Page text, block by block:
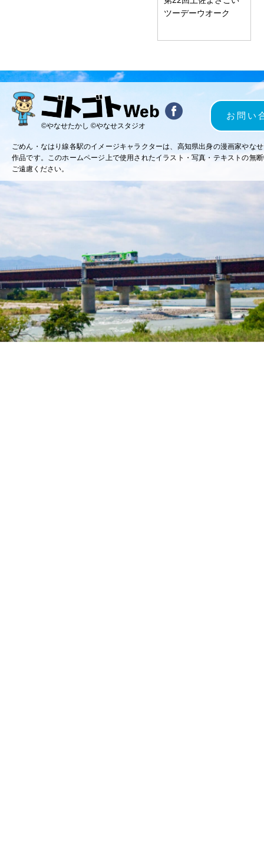
ツーデーウオーク
©やなせたかし ©やなせスタジオ
お問い
ごめん・なはり線各駅のイメージキャラクターは、高知県出身の漫画家やな
作品です。このホームページ上で使用されたイラスト・写真・テキストの無
ご遠慮ください。